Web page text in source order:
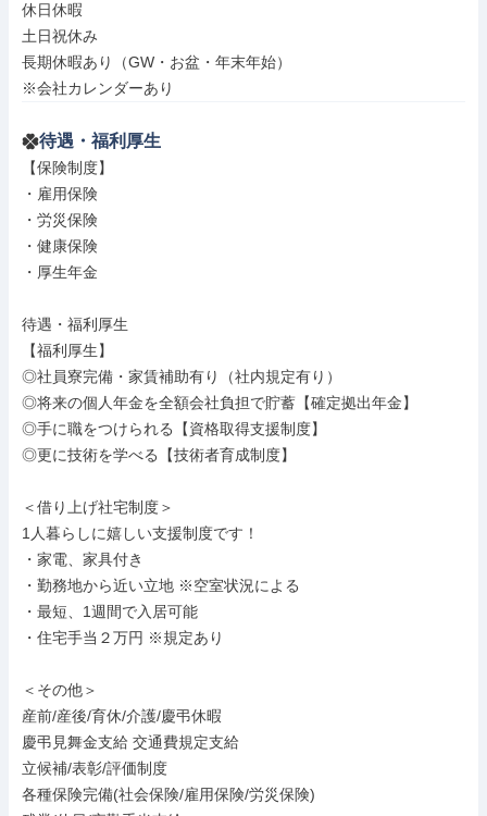
休日休暇
土日祝休み
長期休暇あり（GW・お盆・年末年始）
※会社カレンダーあり
待遇・福利厚生
【保険制度】
・雇用保険
・労災保険
・健康保険
・厚生年金
待遇・福利厚生
【福利厚生】
◎社員寮完備・家賃補助有り（社内規定有り）
◎将来の個人年金を全額会社負担で貯蓄【確定拠出年金】
◎手に職をつけられる【資格取得支援制度】
◎更に技術を学べる【技術者育成制度】
＜借り上げ社宅制度＞
1人暮らしに嬉しい支援制度です！
・家電、家具付き
・勤務地から近い立地 ※空室状況による
・最短、1週間で入居可能
・住宅手当２万円 ※規定あり
＜その他＞
産前/産後/育休/介護/慶弔休暇
慶弔見舞金支給 交通費規定支給
立候補/表彰/評価制度
各種保険完備(社会保険/雇用保険/労災保険)